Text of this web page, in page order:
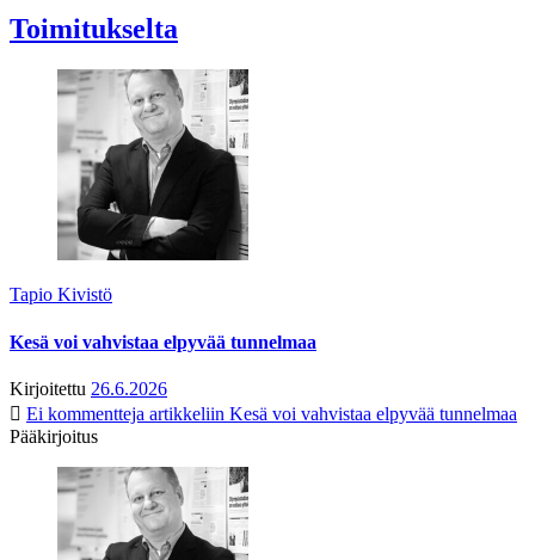
Toimitukselta
Tapio Kivistö
Kesä voi vahvistaa elpyvää tunnelmaa
Kirjoitettu 26.6.2026
Ei kommentteja artikkeliin Kesä voi vahvistaa elpyvää tunnelmaa
Pääkirjoitus